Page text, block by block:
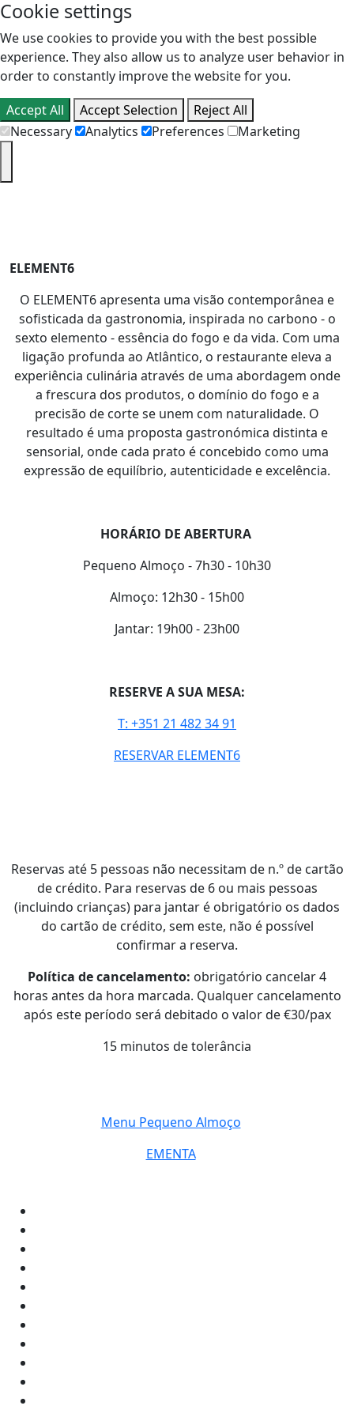
Cookie settings
We use cookies to provide you with the best possible
experience. They also allow us to analyze user behavior in
order to constantly improve the website for you.
Accept All
Accept Selection
Reject All
Necessary
Analytics Preferences Marketing
ELEMENT6
O ELEMENT6 apresenta uma visão contemporânea e
sofisticada da gastronomia, inspirada no carbono - o
sexto elemento - essência do fogo e da vida. Com uma
ligação profunda ao Atlântico, o restaurante eleva a
experiência culinária através de uma abordagem onde
a frescura dos produtos, o domínio do fogo e a
precisão de corte se unem com naturalidade. O
resultado é uma proposta gastronómica distinta e
sensorial, onde cada prato é concebido como uma
expressão de equilíbrio, autenticidade e excelência.
HORÁRIO DE ABERTURA
Pequeno Almoço - 7h30 - 10h30
Almoço: 12h30 - 15h00
Jantar: 19h00 - 23h00
RESERVE A SUA MESA:
T: +351 21 482 34 91
RESERVAR ELEMENT6
Reservas até 5 pessoas não necessitam de n.º de cartão
de crédito. Para reservas de 6 ou mais pessoas
(incluindo crianças) para jantar é obrigatório os dados
do cartão de crédito, sem este, não é possível
confirmar a reserva.
Política de cancelamento: obrigatório cancelar 4
horas antes da hora marcada. Qualquer cancelamento
após este período será debitado o valor de €30/pax
15 minutos de tolerância
Menu Pequeno Almoço
EMENTA